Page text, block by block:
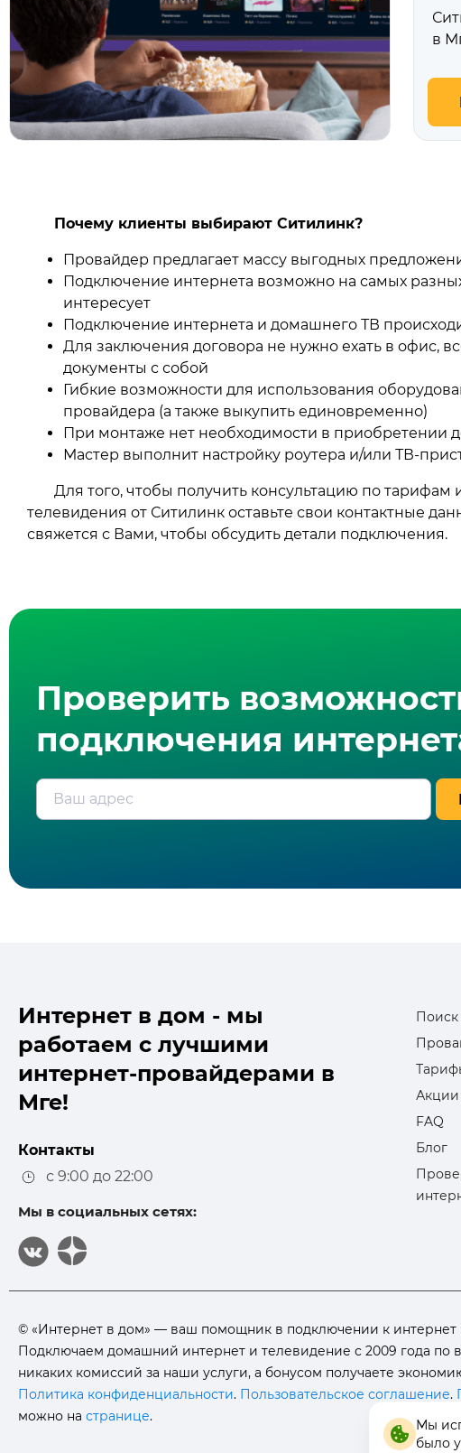
в
Почему клиенты выбирают Ситилинк?
Провайдер предлагает массу выгодных
Подключение интернета возможно на самых
интересует
Подключение интернета и домашнего ТВ
Для заключения договора не нужно ехать в офис,
документы с собой
Гибкие возможности для использования
провайдера (а также выкупить единовременно)
При монтаже нет необходимости в приобретении
Мастер выполнит настройку роутера и/или ТВ-
Для того, чтобы получить консультацию по
телевидения от Ситилинк оставьте свои контактные
свяжется с Вами, чтобы обсудить детали подключения.
Проверить
подключения
Ваш адрес
Интернет в дом - мы
работаем с лучшими
интернет-провайдерами в
Мге!
Контакты
с 9:00 до 22:00
Мы в социальных сетях:
Поиск
Акции
FAQ
Блог
© «Интернет в дом» — ваш помощник в подключении к интернет
Подключаем домашний интернет и телевидение с 2009 года
никаких комиссий за наши услуги, а бонусом получаете
Политика конфиденциальности. Пользовательское соглашение.
можно на странице.
Мы
было